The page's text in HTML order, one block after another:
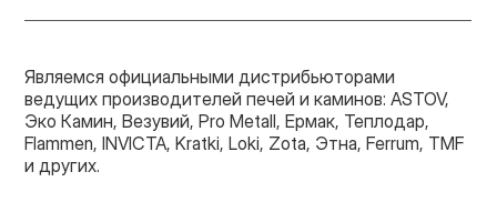
Являемся официальными дистрибьюторами
ведущих производителей печей и каминов: ASTOV,
Эко Камин, Везувий, Pro Metall, Ермак, Теплодар,
Flammen, INVICTA, Kratki, Loki, Zota, Этна, Ferrum, TMF
и других.